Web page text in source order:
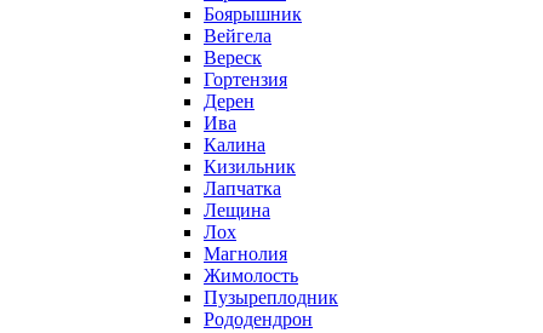
Боярышник
Вейгела
Вереск
Гортензия
Дерен
Ива
Калина
Кизильник
Лапчатка
Лещина
Лох
Магнолия
Жимолость
Пузыреплодник
Рододендрон